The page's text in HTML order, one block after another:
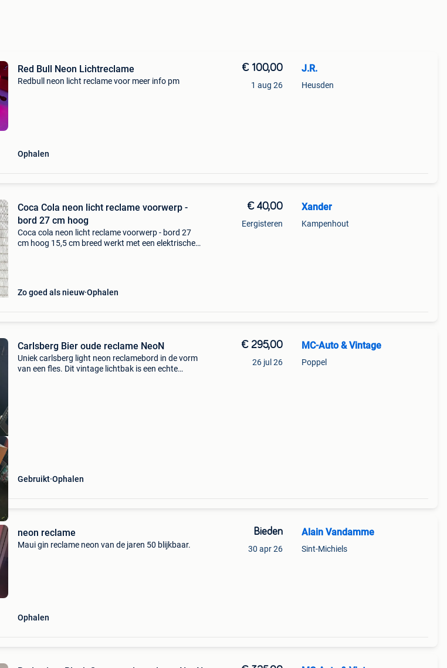
Red Bull Neon Lichtreclame
Redbull neon licht reclame voor meer info pm
Ophalen
€ 100,00
1 aug 26
J.R.
Heusden
Coca Cola neon licht reclame voorwerp -
bord 27 cm hoog
Coca cola neon licht reclame voorwerp - bord 27
cm hoog 15,5 cm breed werkt met een elektrische
Zo goed als nieuw Ophalen
€ 40,00
Eergisteren
Xander
Kampenhout
Carlsberg Bier oude reclame NeoN
Uniek carlsberg light neon reclamebord in de vorm
van een fles. Dit vintage lichtbak is een echte
Gebruikt Ophalen
€ 295,00
26 jul 26
MC-Auto & Vintage
Poppel
neon reclame
Maui gin reclame neon van de jaren 50 blijkbaar.
Ophalen
Bieden
30 apr 26
Alain Vandamme
Sint-Michiels